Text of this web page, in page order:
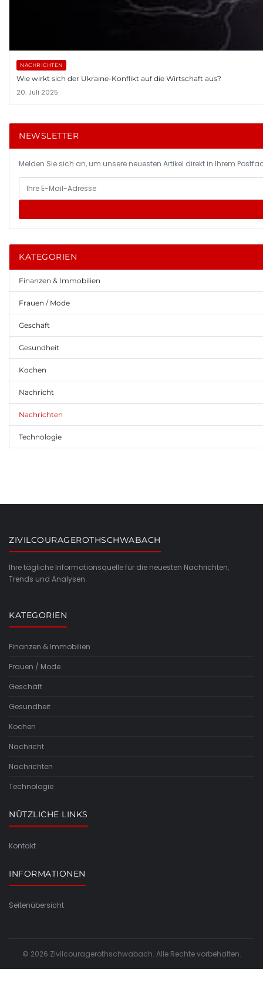
NACHRICHTEN
Wie wirkt sich der Ukraine-Konflikt auf die Wirtschaft aus?
20. Juli 2025
NEWSLETTER
Melden Sie sich an, um unsere neuesten Artikel direkt in Ihrem
KATEGORIEN
Finanzen & Immobilien
Frauen / Mode
Geschäft
Gesundheit
Kochen
Nachricht
Nachrichten
Technologie
ZIVILCOURAGEROTHSCHWABACH
Ihre tägliche Informationsquelle für die neuesten Nachrichten,
Trends und Analysen.
KATEGORIEN
Finanzen & Immobilien
Frauen / Mode
Geschäft
Gesundheit
Kochen
Nachricht
Nachrichten
Technologie
NÜTZLICHE LINKS
Kontakt
INFORMATIONEN
Seitenübersicht
© 2026 Zivilcouragerothschwabach. Alle Rechte vorbehalten.